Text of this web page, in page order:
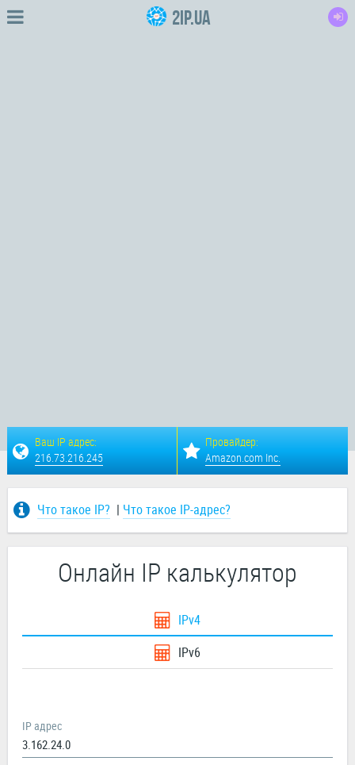
2IP.ua
Ваш IP адрес:
216.73.216.245
Провайдер:
Amazon.com Inc.
Что такое IP? | Что такое IP-адрес?
Онлайн IP калькулятор
IPv4
IPv6
IP адрес